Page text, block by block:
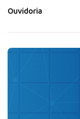
Ouvidoria